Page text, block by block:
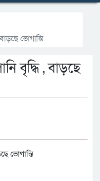
ভোগান্তি
বৃদ্ধি , বাড়ছে